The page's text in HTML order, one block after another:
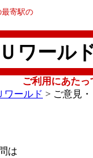
寄駅の
ワール
ご利用にあたっ
ワールド > ご意見・
は